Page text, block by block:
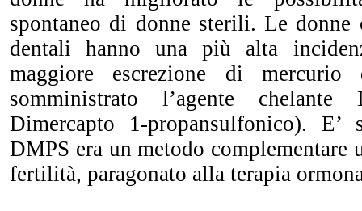
spontaneo di donne sterili. Le donne
dentali hanno una più alta
maggiore escrezione di
somministrato l’agente
Dimercapto 1-propansulfonico).
DMPS era un metodo complementare
fertilità, paragonato alla terapia